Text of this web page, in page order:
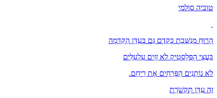
טוביה סולמי
הָרוּחַ מְנַשֶּׁבֶת כְּקֶדֶם גַּם בְּעִדַּן הַקִּדְמָה
בַּעֲצֵי הַפְּלַסְטִיק לֹא זָזִים עַלְעַלִּים
לֹא נוֹתְנִים הַפְּרָחִים אֶת רֵיחָם.
זֶה עִדַּן תִּקְשֹׁרֶת